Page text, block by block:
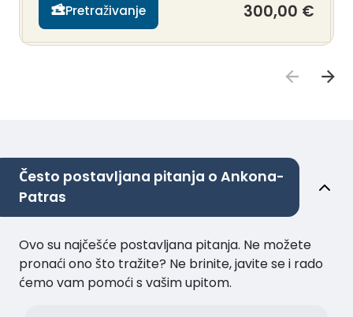
Pretraživanje 300,00 €
Često postavljana pitanja o Ankona-
Patras
Ovo su najčešće postavljana pitanja. Ne možete
pronaći ono što tražite? Ne brinite, javite se i rado
ćemo vam pomoći s vašim upitom.